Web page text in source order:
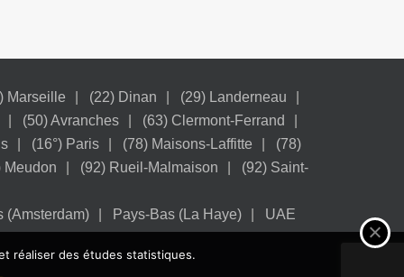
Marseille (22) Dinan
(29) Landerneau
(50) Avranches
(63) Clermont-Ferrand
(16°) Paris (78) Maisons-Laffitte
(78)
Meudon
(92) Rueil-Malmaison (92) Saint-
(Amsterdam) Pays-Bas (La Haye) UAE
réaliser des études statistiques.